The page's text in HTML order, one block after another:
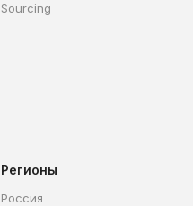
Sourcing
Регионы
Россия